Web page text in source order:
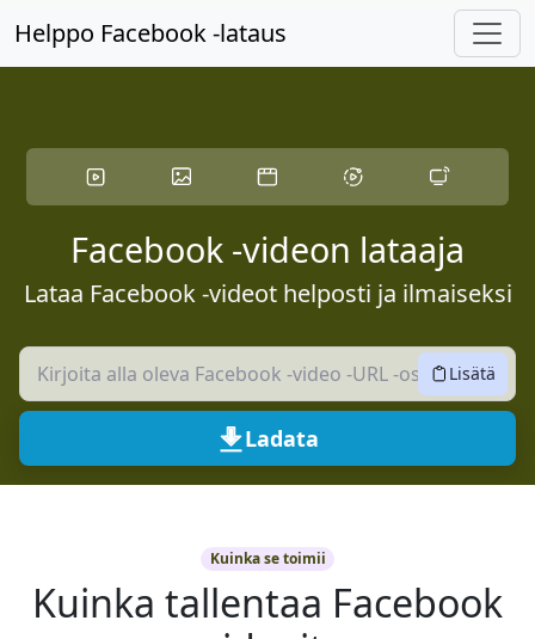
Helppo Facebook -lataus
Facebook -videon lataaja
Lataa Facebook -videot helposti ja ilmaiseksi
Lisätä
Ladata
Kuinka se toimii
Kuinka tallentaa Facebook